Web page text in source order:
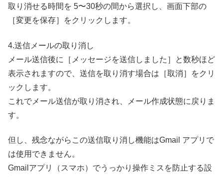
取り消せる時間を 5〜30秒の間から選択し、画面下部の
［変更を保存］をクリックします。
4.送信メールの取り消し
メール送信後に［メッセージを送信しました］と数秒ほど
表示されますので、送信を取り消す場合は［取消］をクリ
ックします。
これでメール送信が取り消され、メール作成状態に戻りま
す。
但し、残念ながらこの送信取り消し機能はGmail アプリで
は使用できません。
Gmailアプリ（スマホ）でうっかり操作ミスを防止する設